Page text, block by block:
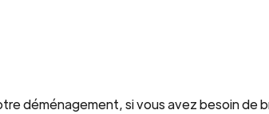
déménagement, si vous avez besoin de